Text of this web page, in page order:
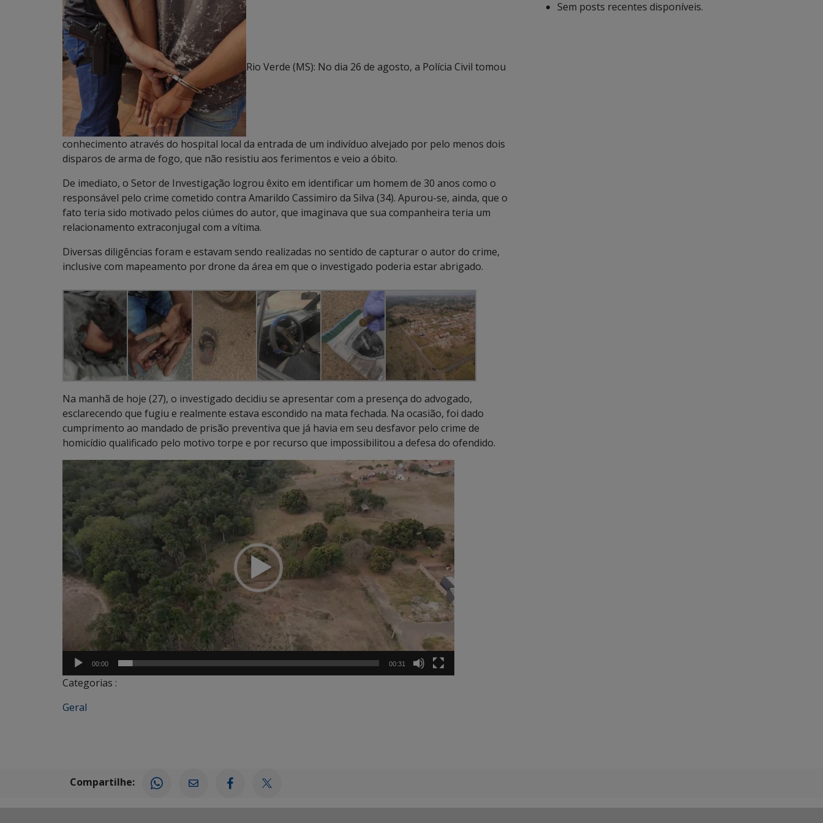
Rio Verde (MS): No dia 26 de agosto, a Polícia Civil tomou
conhecimento através do hospital local da entrada de um indivíduo alvejado por pelo menos dois
disparos de arma de fogo, que não resistiu aos ferimentos e veio a óbito.
De imediato, o Setor de Investigação logrou êxito em identificar um homem de 30 anos como o
responsável pelo crime cometido contra Amarildo Cassimiro da Silva (34). Apurou-se, ainda, que o
fato teria sido motivado pelos ciúmes do autor, que imaginava que sua companheira teria um
relacionamento extraconjugal com a vítima.
Diversas diligências foram e estavam sendo realizadas no sentido de capturar o autor do crime,
inclusive com mapeamento por drone da área em que o investigado poderia estar abrigado.
Na manhã de hoje (27), o investigado decidiu se apresentar com a presença do advogado,
esclarecendo que fugiu e realmente estava escondido na mata fechada. Na ocasião, foi dado
cumprimento ao mandado de prisão preventiva que já havia em seu desfavor pelo crime de
homicídio qualificado pelo motivo torpe e por recurso que impossibilitou a defesa do ofendido.
de
vídeo
00:00 00:31
Categorias :
Geral
Sem posts recentes disponíveis.
Compartilhe: